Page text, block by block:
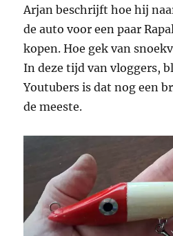
Arjan beschrijft hoe hij
de auto voor een paar
kopen. Hoe gek van
In deze tijd van vloggers,
Youtubers is dat nog een
de meeste.